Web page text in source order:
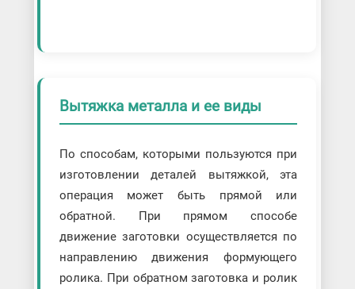
Вытяжка металла и ее виды
По способам, которыми пользуются при
изготовлении деталей вытяжкой, эта
операция может быть прямой или
обратной. При прямом способе
движение заготовки осуществляется по
направлению движения формующего
ролика. При обратном заготовка и ролик